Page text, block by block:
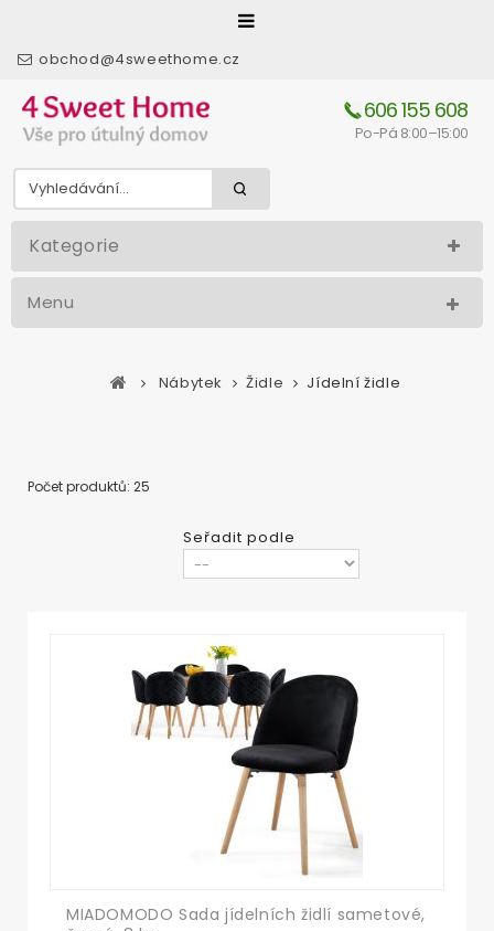
obchod@4sweethome.cz
606 155 608
Po-Pá 8:00–15:00
Kategorie
Menu
Nábytek Židle Jídelní židle
Počet produktů: 25
Seřadit podle
MIADOMODO Sada jídelních židlí sametové,